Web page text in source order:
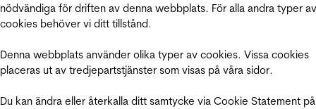
nödvändiga för driften av denna webbplats. För alla andra typer av
cookies behöver vi ditt tillstånd.
Denna webbplats använder olika typer av cookies. Vissa cookies
placeras ut av tredjepartstjänster som visas på våra sidor.
Du kan ändra eller återkalla ditt samtycke via Cookie Statement